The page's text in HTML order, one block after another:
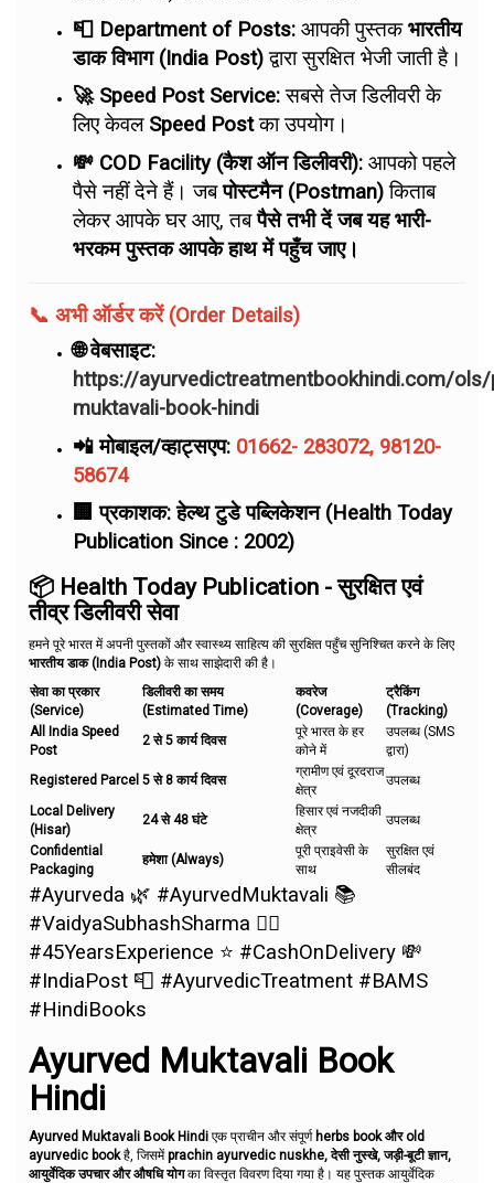
📮 Department of Posts: आपकी पुस्तकभारतीय
डाक विभाग (India Post)द्वारा सुरक्षित भेजी जाती है।
🚀 Speed Post Service:सबसे तेज डिलीवरी के
लिए केवल Speed Postका उपयोग।
💸 COD Facility (कैश ऑन डिलीवरी): आपको पहले
पैसे नहीं देने हैं। जबपोस्टमैन (Postman)किताब
लेकर आपके घर आए, तबपैसे तभी दें जब यह भारी-
भरकम पुस्तक आपके हाथ में पहुँच जाए।
📞 अभी ऑर्डर करें (Order Details)
🌐 वेबसाइट:
https://ayurvedictreatmentbookhindi.com/
muktavali-book-hindi
📲 मोबाइल/व्हाट्सएप: 01662- 283072, 98120-
58674
🏢 प्रकाशक: हेल्थ टुडे पब्लिकेशन (Health Today
Publication Since : 2002)
📦 Health Today Publication - सुरक्षित एवं
तीव्र डिलीवरी सेवा
हमने पूरे भारत में अपनी पुस्तकों और स्वास्थ्य साहित्य की सुरक्षित पहुँच सुनिश्चित करने के लिए
भारतीय डाक (India Post) के साथ साझेदारी की है।
सेवा का प्रकार
(Service)
डिलीवरी का समय
(Estimated Time)
कवरेज
(Coverage)
ट्रैकिंग
(Tracking)
All India Speed
Post
2 से 5 कार्य दिवस
पूरे भारत के हर
कोने में
उपलब्ध (SMS
द्वारा)
Registered Parcel 5 से 8 कार्य दिवस
ग्रामीण एवं दूरदराज
क्षेत्र
उपलब्ध
Local Delivery
(Hisar)
24 से 48 घंटे
हिसार एवं नजदीकी
क्षेत्र
उपलब्ध
Confidential
Packaging
हमेशा (Always)
पूरी प्राइवेसी के
साथ
सुरक्षित एवं
सीलबंद
#Ayurveda 🌿 #AyurvedMuktavali 📚
#VaidyaSubhashSharma 👨‍⚕️
#45YearsExperience ⭐ #CashOnDelivery 💸
#IndiaPost 📮 #AyurvedicTreatment #BAMS
#HindiBooks
Ayurved Muktavali Book
Hindi
Ayurved Muktavali Book Hindi एक प्राचीन और संपूर्ण herbs book और old
ayurvedic bookहै, जिसमेंprachin ayurvedic nuskhe, देसी नुस्खे, जड़ी-बूटी ज्ञान,
आयुर्वेदिक उपचार और औषधि योगका विस्तृत विवरण दिया गया है। यह पुस्तक आयुर्वेदिक